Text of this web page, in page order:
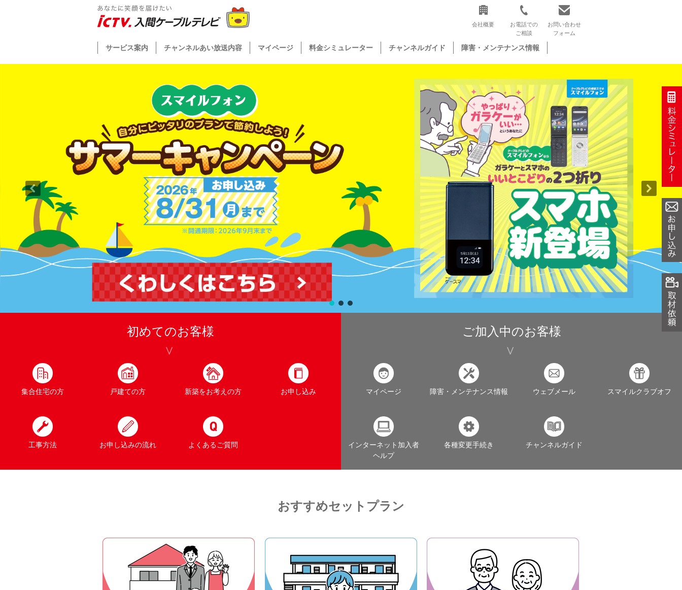
会社概要
お電話での
ご相談
お問い合わせ
フォーム
サービス案内 チャンネルあい放送内容 マイページ 料金シミュレーター チャンネルガイド 障害・メンテナンス情報
初めてのお客様
集合住宅の方 戸建ての方 新築をお考えの方 お申し込み
工事方法 お申し込みの流れ よくあるご質問
ご加入中のお客様
マイページ 障害・メンテナンス情報 ウェブメール スマイルクラブオフ
インターネット加入者
ヘルプ
各種変更手続き チャンネルガイド
おすすめセットプラン